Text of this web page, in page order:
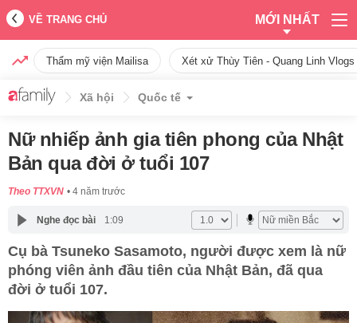
VỀ TRANG CHỦ MỚI NHẤT
Thẩm mỹ viện Mailisa Xét xử Thùy Tiên - Quang Linh
Xã hội Quốc tế
Nữ nhiếp ảnh gia tiên phong của Nhật
Bản qua đời ở tuổi 107
Theo TTXVN 4 năm trước
Nghe đọc bài 1:09
Cụ bà Tsuneko Sasamoto, người được xem là nữ
phóng viên ảnh đầu tiên của Nhật Bản, đã qua
đời ở tuổi 107.